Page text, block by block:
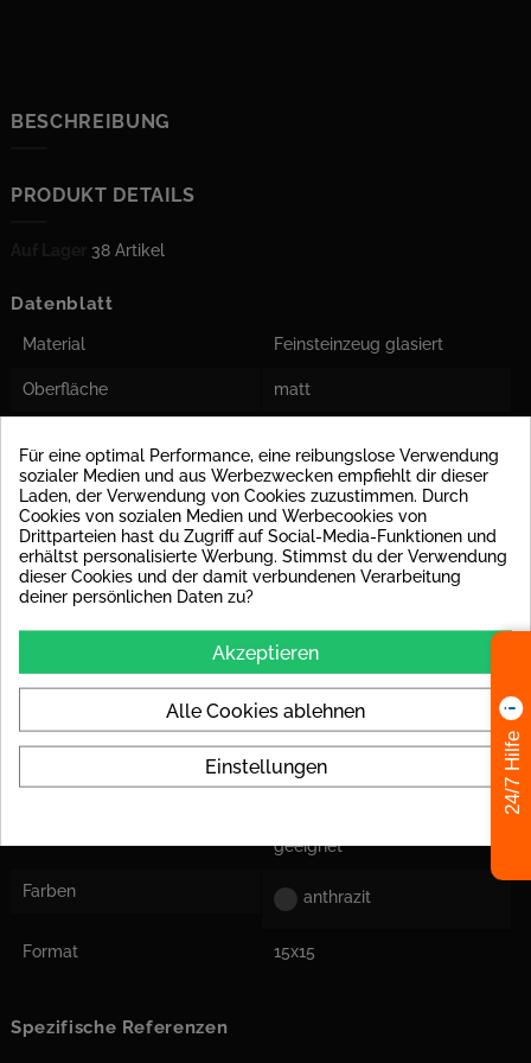
BESCHREIBUNG
PRODUKT DETAILS
38 Artikel
Datenblatt
Material Feinsteinzeug glasiert
Oberfläche matt
Rutschsicherheit
R10 : Öffentliche Toiletten
und Badezimmer
Barfußbereich
Klasse B (A+B): Duschräume,
Beckenumrandungen,
Aufgänge zu Sprungbecken
Frostsicher Ja
Form quadratisch
PEI V: Fliese ist für Bereiche
sehr hohem
Publikumsverkehr rechnet.
geeignet
Farben anthrazit
Format 15x15
Spezifische Referenzen
Für eine optimal Performance, eine reibungslose Verwendung
sozialer Medien und aus Werbezwecken empfiehlt dir dieser
Laden, der Verwendung von Cookies zuzustimmen. Durch
Cookies von sozialen Medien und Werbecookies von
Drittparteien hast du Zugriff auf Social-Media-Funktionen und
erhältst personalisierte Werbung. Stimmst du der Verwendung
dieser Cookies und der damit verbundenen Verarbeitung
deiner persönlichen Daten zu?
Akzeptieren
Alle Cookies ablehnen
Einstellungen 24/7 Hilfe